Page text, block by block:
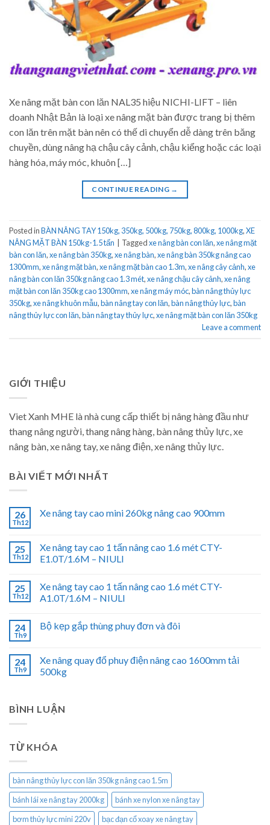
Xe nâng mặt bàn con lăn NAL35 hiệu NICHI-LIFT – liên
doanh Nhật Bản là loại xe nâng mặt bàn được trang bị thêm
con lăn trên mặt bàn nên có thế di chuyển dễ dàng trên băng
chuyền, dùng nâng hạ chậu cây cảnh, chậu kiểng hoặc các loại
hàng hóa, máy móc, khuôn […]
CONTINUE READING →
Posted inBÀN NÂNG TAY 150kg, 350kg, 500kg, 750kg, 800kg, 1000kg,XE
NÂNG MẶT BÀN 150kg-1.5 tấn
Taggedxe nâng bàn con lăn,xe nâng mặt
bàn con lăn,xe nâng bàn 350kg,xe nâng bàn,xe nâng bàn 350kg nâng cao
1300mm,xe nâng mặt bàn,xe nâng mặt bàn cao 1.3m,xe nâng cây cảnh,xe
nâng bàn con lăn 350kg nâng cao 1.3 mét,xe nâng chậu cây cảnh,xe nâng
mặt bàn con lăn 350kg cao 1300mm,xe nâng máy móc,bàn nâng thủy lực
350kg,xe nâng khuôn mẫu,bàn nâng tay con lăn,bàn nâng thủy lực,bàn
nâng thủy lực con lăn,bàn nâng tay thủy lực,xe nâng mặt bàn con lăn 350kg
Leave a comment
GIỚI THIỆU
Viet Xanh MHE là nhà cung cấp thiết bị nâng hàng đầu như
thang nâng người, thang nâng hàng, bàn nâng thủy lực, xe
nâng bàn, xe nâng tay, xe nâng điện, xe nâng thủy lực.
BÀI VIẾT MỚI NHẤT
26
Th12
Xe nâng tay cao mini 260kg nâng cao 900mm
25
Th12
Xe nâng tay cao 1 tấn nâng cao 1.6 mét CTY-
E1.0T/1.6M – NIULI
25
Th12
Xe nâng tay cao 1 tấn nâng cao 1.6 mét CTY-
A1.0T/1.6M – NIULI
24
Th9
Bộ kẹp gắp thùng phuy đơn và đôi
24
Th9
Xe nâng quay đổ phuy điện nâng cao 1600mm tải
500kg
BÌNH LUẬN
TỪ KHÓA
bàn nâng thủy lực con lăn 350kg nâng cao 1.5m
bánh lái xe nâng tay 2000kg
bánh xe nylon xe nâng tay
bơm thủy lực mini 220v
bạc đạn cổ xoay xe nâng tay